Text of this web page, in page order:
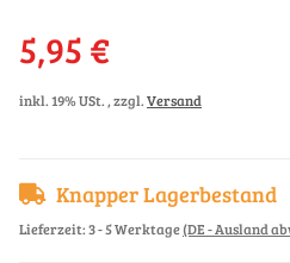
5,95 €
inkl. 19% USt. , zzgl.Versand
Knapper Lagerbestand
Lieferzeit:3 - 5 Werktage(DE - Ausland